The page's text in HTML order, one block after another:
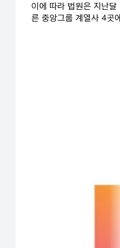
이에 따라 법원은 지난
른 중앙그룹 계열사 4곳